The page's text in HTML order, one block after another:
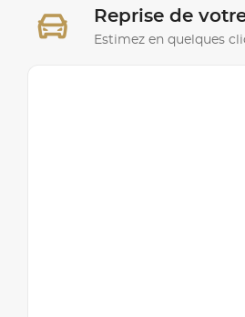
Reprise de
Estimez en quelques